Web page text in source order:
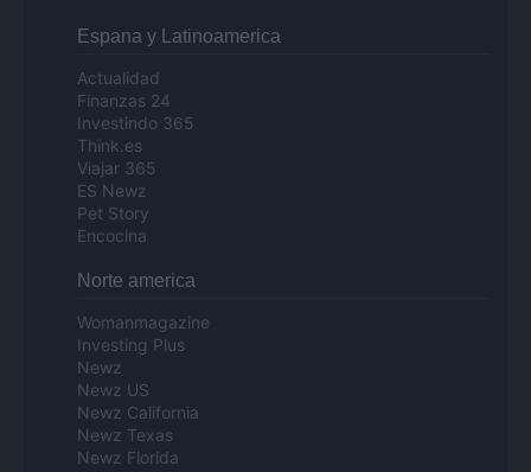
Espana y Latinoamerica
Actualidad
Finanzas 24
Investindo 365
Think.es
Viajar 365
ES Newz
Pet Story
Encocina
Norte america
Womanmagazine
Investing Plus
Newz
Newz US
Newz California
Newz Texas
Newz Florida